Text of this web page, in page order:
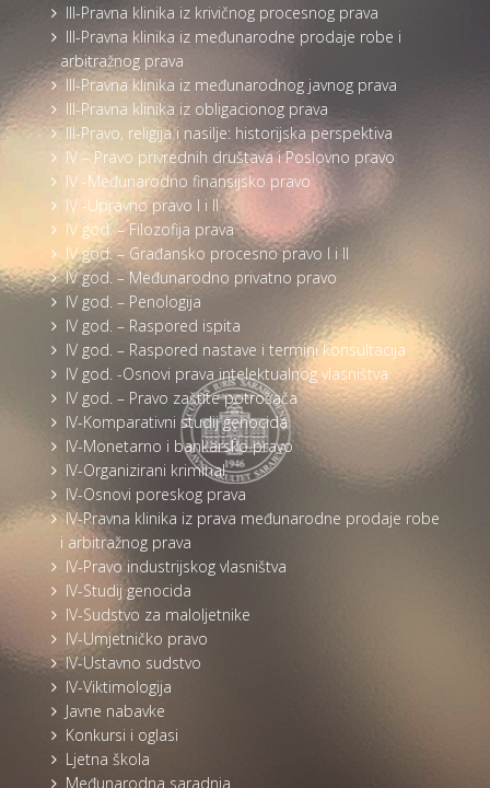
III-Pravna klinika iz krivičnog procesnog prava
III-Pravna klinika iz međunarodne prodaje robe i
arbitražnog prava
III-Pravna klinika iz međunarodnog javnog prava
III-Pravna klinika iz obligacionog prava
III-Pravo, religija i nasilje: historijska perspektiva
IV – Pravo privrednih društava i Poslovno pravo
IV -Međunarodno finansijsko pravo
IV -Upravno pravo I i II
IV god. – Filozofija prava
IV god. – Građansko procesno pravo I i II
IV god. – Međunarodno privatno pravo
IV god. – Penologija
IV god. – Raspored ispita
IV god. – Raspored nastave i termini konsultacija
IV god. -Osnovi prava intelektualnog vlasništva
IV god. – Pravo zaštite potrošača
IV-Komparativni studij genocida
IV-Monetarno i bankarsko pravo
IV-Organizirani kriminal
IV-Osnovi poreskog prava
IV-Pravna klinika iz prava međunarodne prodaje robe
i arbitražnog prava
IV-Pravo industrijskog vlasništva
IV-Studij genocida
IV-Sudstvo za maloljetnike
IV-Umjetničko pravo
IV-Ustavno sudstvo
IV-Viktimologija
Javne nabavke
Konkursi i oglasi
Ljetna škola
Međunarodna saradnja